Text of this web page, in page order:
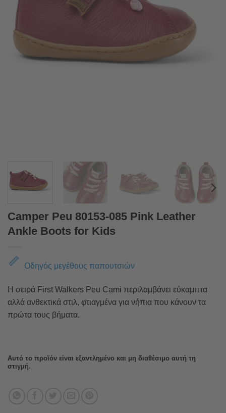
Camper Peu 80153-085 Pink Leather
Ankle Boots for Kids
Οδηγός μεγέθους παπουτσιών
Η σειρά First Walkers Peu Cami περιλαμβάνει εύκαμπτα
αλλά ανθεκτικά στιλ, φτιαγμένα για νήπια που κάνουν τα
πρώτα τους βήματα.
Αυτό το προϊόν είναι εξαντλημένο και μη διαθέσιμο αυτή τη
στιγμή.